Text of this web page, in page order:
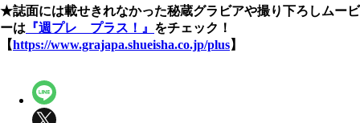
★誌面には載せきれなかった秘蔵グラビアや撮り下ろしムービ
ーは 『週プレ プラス！』 をチェック！
【https://www.grajapa.shueisha.co.jp/plus】